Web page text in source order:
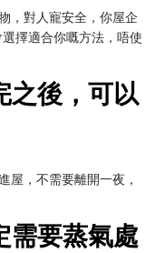
，對人寵安全，你屋企
擇適合你嘅方法，唔使
之後，可以
屋，不需要離開一夜，
需要蒸氣處